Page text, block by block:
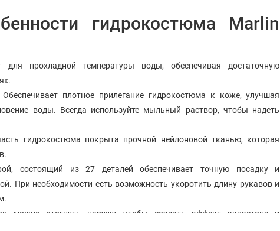
гидрокостюма Marlin
для прохладной температуры воды, обеспечивая достаточную
Обеспечивает плотное прилегание гидрокостюма к коже, улучшая
воды. Всегда используйте мыльный раствор, чтобы надеть
гидрокостюма покрыта прочной нейлоновой тканью, которая
состоящий из 27 деталей обеспечивает точную посадку и
При необходимости есть возможность укоротить длину рукавов и
можно отогнуть наружу, чтобы создать эффект аквастопа и